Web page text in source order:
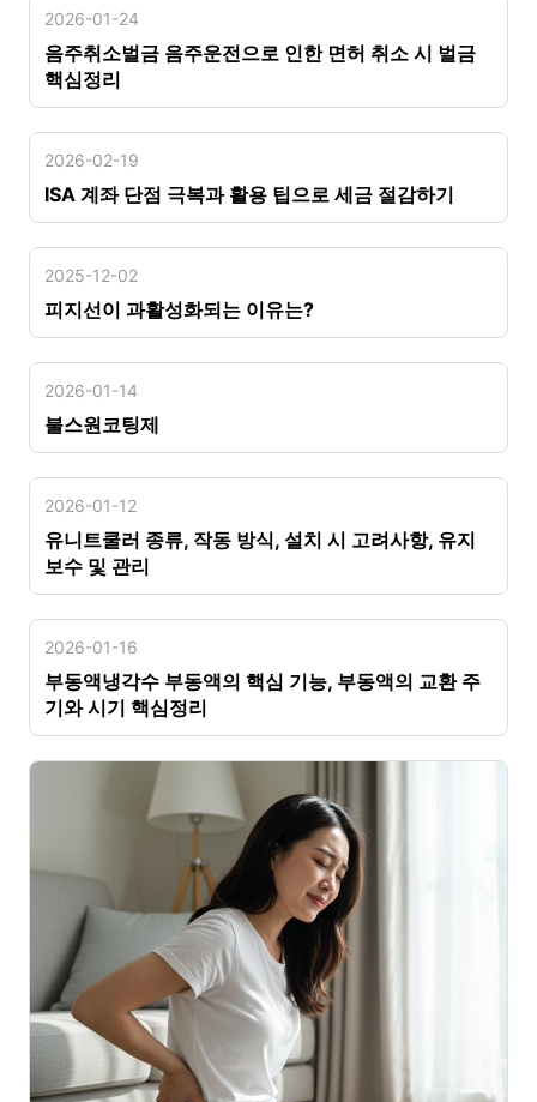
2026-01-24
음주취소벌금 음주운전으로 인한 면허 취소 시 벌금
핵심정리
2026-02-19
ISA 계좌 단점 극복과 활용 팁으로 세금 절감하기
2025-12-02
피지선이 과활성화되는 이유는?
2026-01-14
불스원코팅제
2026-01-12
유니트쿨러 종류, 작동 방식, 설치 시 고려사항, 유지
보수 및 관리
2026-01-16
부동액냉각수 부동액의 핵심 기능, 부동액의 교환 주
기와 시기 핵심정리